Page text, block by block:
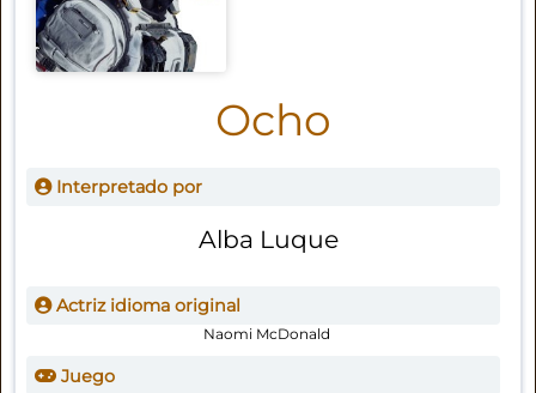
Ocho
Interpretado por
Alba Luque
Actriz idioma original
Naomi McDonald
Juego